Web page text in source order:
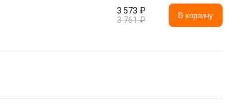
3 573 ₽
3 761 ₽
В корзину